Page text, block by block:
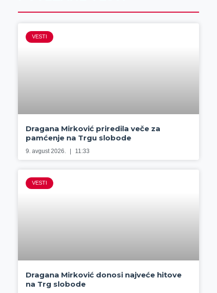
VESTI
Dragana Mirković priredila veče za
pamćenje na Trgu slobode
9. avgust 2026. 11:33
VESTI
Dragana Mirković donosi najveće hitove
na Trg slobode